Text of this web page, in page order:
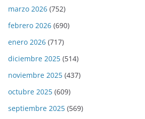
marzo 2026 (752)
febrero 2026 (690)
enero 2026 (717)
diciembre 2025 (514)
noviembre 2025 (437)
octubre 2025 (609)
septiembre 2025 (569)